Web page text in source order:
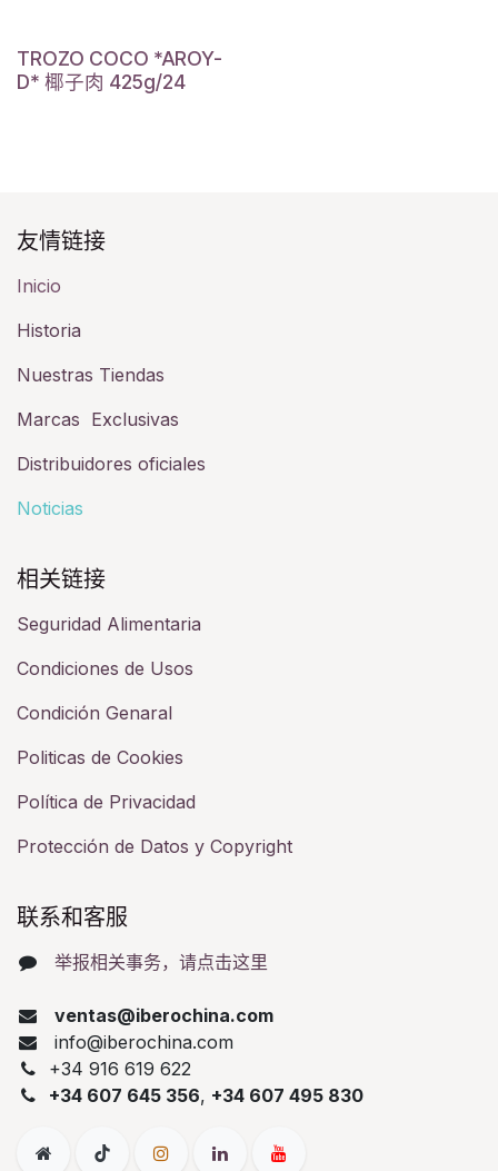
TROZO COCO *AROY-
D* 椰子肉 425g/24
友情链接​
Inicio
Historia​
Nuestras Tiendas
Marcas Exclusivas
Distribuidores oficiales
Noticias
相关链接​
Seguridad Alimentaria
Condiciones de Usos
Condición Genaral
Politicas de Cookies
Política de Privacidad
Protección de Datos y Copyright
联系和客服​
举报相关事务，请点击这里
ventas@iberochina.com
info@iberochina.com
+34 916 619 622
+34 607 645 356, +34 607 495 830